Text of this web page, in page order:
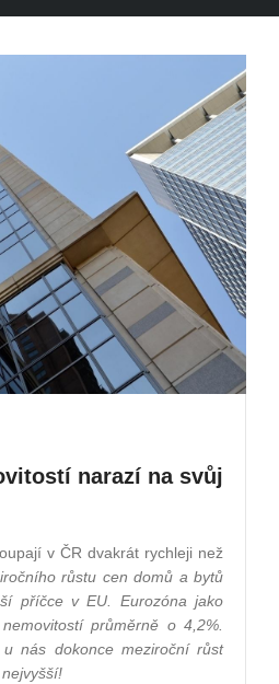
narazí na svůj
v ČR dvakrát rychleji než
růstu cen domů a bytů
příčce v EU. Eurozóna jako
průměrně o 4,2%.
nás dokonce meziroční růst